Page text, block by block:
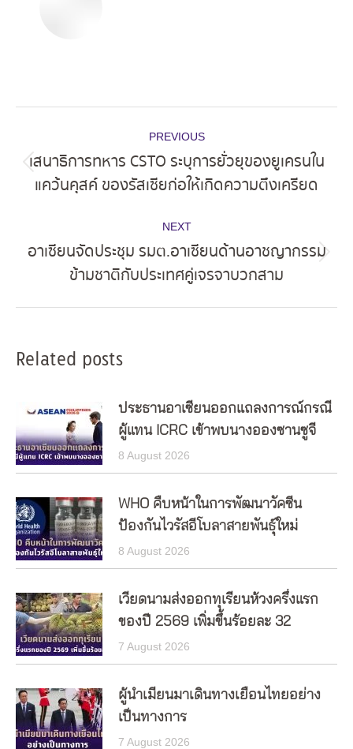
navigation
PREVIOUS
Previous
post:
เสนาธิการทหาร CSTO ระบุการยั่วยุของยูเครนใน
แคว้นคุสค์ ของรัสเซียก่อให้เกิดความตึงเครียด
NEXT
post:
อาเซียนจัดประชุม รมต.อาเซียนด้านอาชญากรรม
ข้ามชาติกับประเทศคู่เจรจาบวกสาม
Related posts
ประธานอาเซียนออกแถลงการณ์กรณี
ผู้แทน ICRC เข้าพบนางอองซานซูจี
8 August 2026
WHO คืบหน้าในการพัฒนาวัคซีน
ป้องกันไวรัสอีโบลาสายพันธุ์ใหม่
8 August 2026
เวียดนามส่งออกทุเรียนห้วงครึ่งแรก
ของปี 2569 เพิ่มขึ้นร้อยละ 32
7 August 2026
ผู้นำเมียนมาเดินทางเยือนไทยอย่าง
เป็นทางการ
7 August 2026